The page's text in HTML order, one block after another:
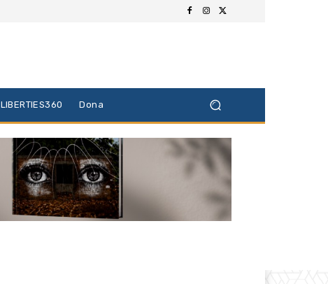
LIBERTIES360 Dona